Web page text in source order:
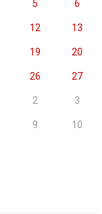
5 6
12 13
19 20
26 27
2 3
9 10